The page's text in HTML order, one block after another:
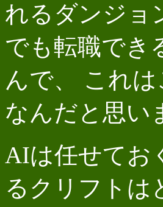
れるダンジョ
でも転職でき
んで、 これ
なんだと思い
AIは任せてお
るクリフトは